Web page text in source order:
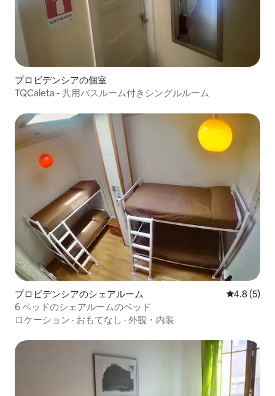
プロビデンシアの個室
TQCaleta - 共用バスルーム付きシングルルーム
プロビデンシアのシェアルーム レビュー5
4.8 (5)
6 ベッドのシェアルームのベッド
ロケーション · おもてなし · 外観・内装